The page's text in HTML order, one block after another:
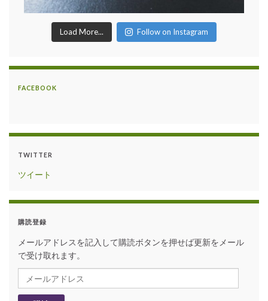
Load More... Follow on Instagram
FACEBOOK
TWITTER
ツイート
購読登録
メールアドレスを記入して購読ボタンを押せば更新をメール
で受け取れます。
メールアドレス